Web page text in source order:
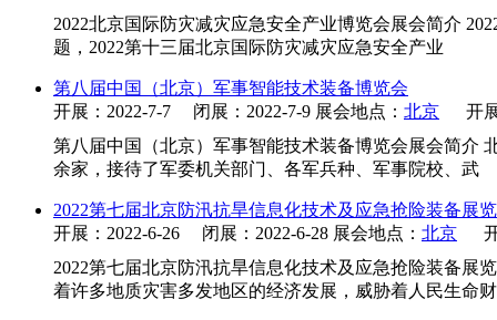
2022北京国际防灾减灾应急安全产业博览会展会简介
题，2022第十三届北京国际防灾减灾应急安全产业
第八届中国（北京）军事智能技术装备博览会
开展：2022-7-7 闭展：2022-7-9 展会地点： 北京 开展
第八届中国（北京）军事智能技术装备博览会展会简介
余家，接待了军委机关部门、各军兵种、军事院校、武
2022第七届北京防汛抗旱信息化技术及应急抢险装备展
开展：2022-6-26 闭展：2022-6-28 展会地点： 北京 开
2022第七届北京防汛抗旱信息化技术及应急抢险装备展
着许多地质灾害多发地区的经济发展，威胁着人民生命